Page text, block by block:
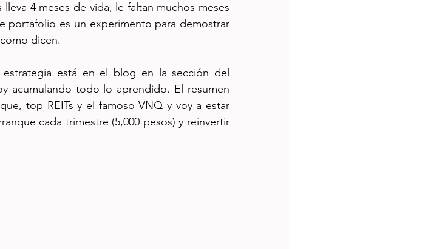
4 meses de vida, le faltan muchos meses
portafolio es un experimento para demostrar
dicen.
acumulando todo lo aprendido. El resumen
top REITs y el famoso VNQ y voy a estar
cada trimestre (5,000 pesos) y reinvertir